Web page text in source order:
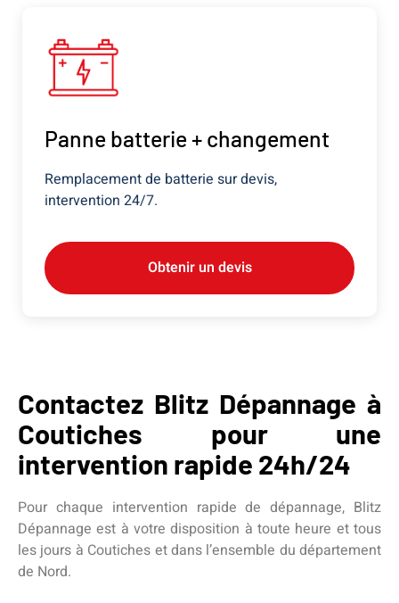
Panne batterie + changement
Remplacement de batterie sur devis,
intervention 24/7.
Obtenir un devis
Contactez Blitz Dépannage à
Coutiches pour une
intervention rapide 24h/24
Pour chaque intervention rapide de dépannage, Blitz
Dépannage est à votre disposition à toute heure et tous
les jours à Coutiches et dans l’ensemble du département
de Nord.